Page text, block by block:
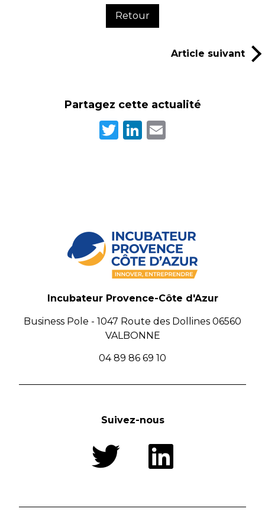
Retour
Article suivant
Partagez cette actualité
Twitter
LinkedIn
Incubateur Provence-Côte d'Azur
Business Pole - 1047 Route des Dollines 06560
VALBONNE
04 89 86 69 10
Suivez-nous